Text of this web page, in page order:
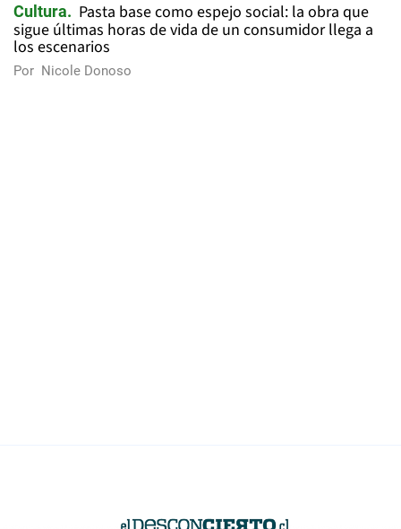
Cultura
Pasta base como espejo social: la obra que
sigue últimas horas de vida de un consumidor llega a
los escenarios
Por Nicole Donoso